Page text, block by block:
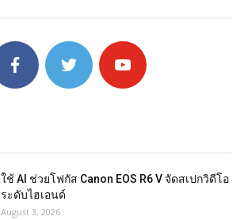
ใช้ AI ช่วยโฟกัส Canon EOS R6 V จัดสเปกวิดีโอ
ระดับไฮเอนด์
August 3, 2026